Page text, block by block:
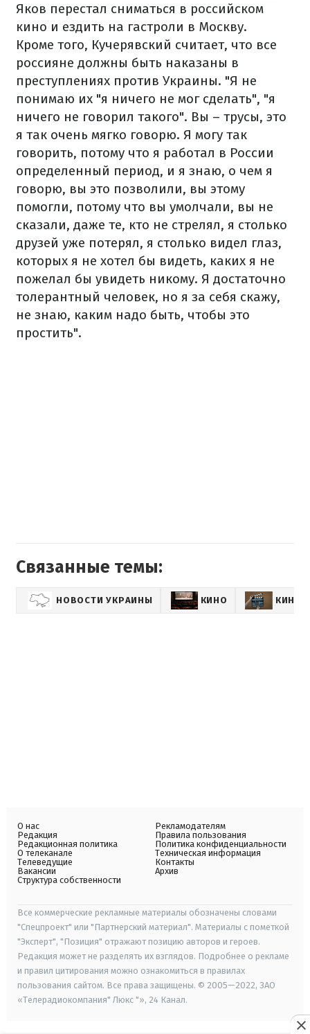
Яков перестал сниматься в российском
кино и ездить на гастроли в Москву.
Кроме того, Кучерявский считает, что все
россияне должны быть наказаны в
преступлениях против Украины. "Я не
понимаю их "я ничего не мог сделать", "я
ничего не говорил такого". Вы – трусы, это
я так очень мягко говорю. Я могу так
говорить, потому что я работал в России
определенный период, и я знаю, о чем я
говорю, вы это позволили, вы этому
помогли, потому что вы умолчали, вы не
сказали, даже те, кто не стрелял, я столько
друзей уже потерял, я столько видел глаз,
которых я не хотел бы видеть, каких я не
пожелал бы увидеть никому. Я достаточно
толерантный человек, но я за себя скажу,
не знаю, каким надо быть, чтобы это
простить".
Связанные темы:
НОВОСТИ УКРАИНЫ КИНО
О нас
Редакция
Редакционная политика
О телеканале
Телеведущие
Вакансии
Структура собственности
Рекламодателям
Правила пользования
Политика конфиденциальности
Техническая информация
Контакты
Архив
Все коммерческие рекламные материалы обозначены словами
"Спецпроект" или "Партнерский материал". Материалы с пометкой
"Эксперт", "Позиция" отражают позицию авторов и героев.
Редакция может не разделять их взглядов. Подробнее о рекламе
и правил цитирования можно ознакомиться в правилах
пользования сайтом. Все права защищены. © 2005—2022, ЗАО
«Телерадиокомпания" Люкс "», 24 Канал.